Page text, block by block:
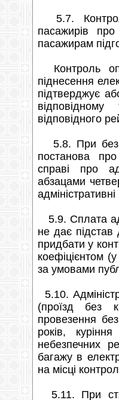
5.7.
пасажирів
пасажирам
Контроль
піднесення
підтверджує
відповідного
5.8. При
постанова
справі про
абзацами
5.9. Сплата
не дає
придбати у
коефіцієнтом
за умовами
5.10.
(проїзд без
провезення
років,
небезпечних
багажу в
на місці
5.11. При